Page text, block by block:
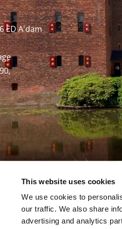
This website uses cookies
We use cookies to
our traffic. We also share
advertising and analytics
ED A'dam